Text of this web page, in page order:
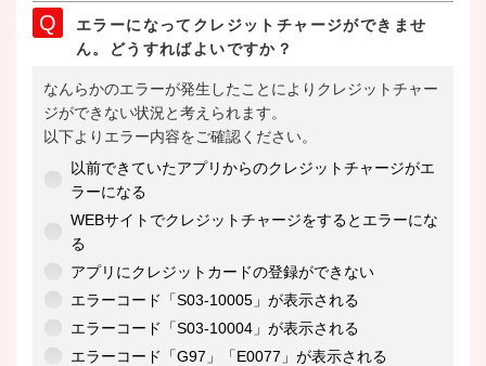
エラーになってクレジットチャージができませ
ん。どうすればよいですか？
なんらかのエラーが発生したことによりクレジットチャー
ジができない状況と考えられます。
以下よりエラー内容をご確認ください。
以前できていたアプリからのクレジットチャージがエ
ラーになる
WEBサイトでクレジットチャージをするとエラーにな
る
アプリにクレジットカードの登録ができない
エラーコード「S03-10005」が表示される
エラーコード「S03-10004」が表示される
エラーコード「G97」「E0077」が表示される